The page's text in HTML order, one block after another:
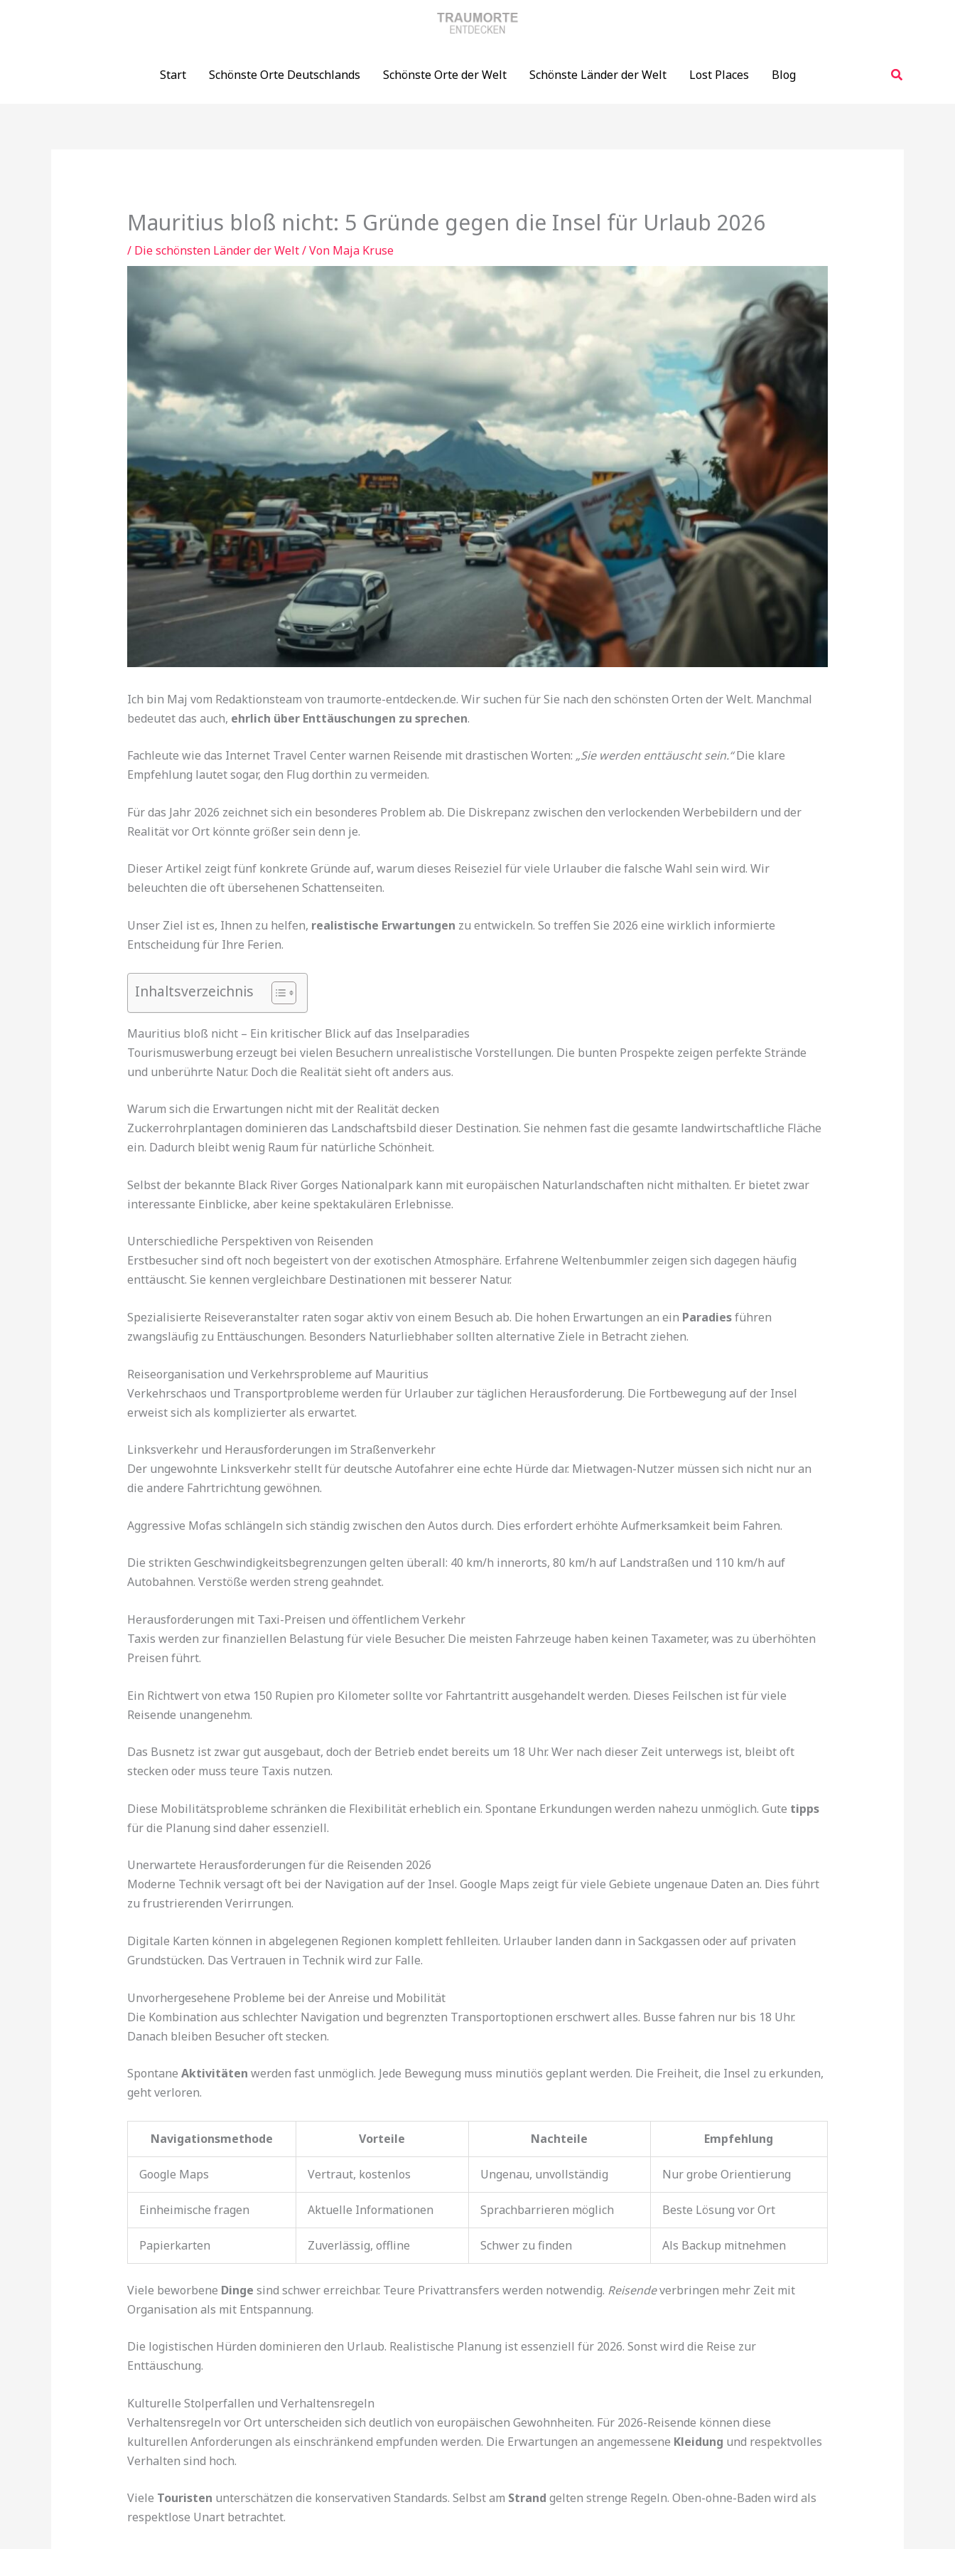
Start
Schönste Orte Deutschlands Schönste Orte der Welt Schönste Länder der Welt Lost Places Blog Suchen
Mauritius bloß nicht: 5 Gründe gegen die Insel für Urlaub 2026
/ Die schönsten Länder der Welt/ Von Maja Kruse
Ich bin Maj vom Redaktionsteam von traumorte-entdecken.de. Wir suchen für Sie nach den schönsten Orten der Welt. Manchmal
bedeutet das auch, ehrlich über Enttäuschungen zu sprechen.
Fachleute wie das Internet Travel Center warnen Reisende mit drastischen Worten: „Sie werden enttäuscht sein.“Die klare
Empfehlung lautet sogar, den Flug dorthin zu vermeiden.
Für das Jahr 2026 zeichnet sich ein besonderes Problem ab. Die Diskrepanz zwischen den verlockenden Werbebildern und der
Realität vor Ort könnte größer sein denn je.
Dieser Artikel zeigt fünf konkrete Gründe auf, warum dieses Reiseziel für viele Urlauber die falsche Wahl sein wird. Wir
beleuchten die oft übersehenen Schattenseiten.
Unser Ziel ist es, Ihnen zu helfen, realistische Erwartungen zu entwickeln. So treffen Sie 2026 eine wirklich informierte
Entscheidung für Ihre Ferien.
Inhaltsverzeichnis
Mauritius bloß nicht – Ein kritischer Blick auf das Inselparadies
Tourismuswerbung erzeugt bei vielen Besuchern unrealistische Vorstellungen. Die bunten Prospekte zeigen perfekte Strände
und unberührte Natur. Doch die Realität sieht oft anders aus.
Warum sich die Erwartungen nicht mit der Realität decken
Zuckerrohrplantagen dominieren das Landschaftsbild dieser Destination. Sie nehmen fast die gesamte landwirtschaftliche Fläche
ein. Dadurch bleibt wenig Raum für natürliche Schönheit.
Selbst der bekannte Black River Gorges Nationalpark kann mit europäischen Naturlandschaften nicht mithalten. Er bietet zwar
interessante Einblicke, aber keine spektakulären Erlebnisse.
Unterschiedliche Perspektiven von Reisenden
Erstbesucher sind oft noch begeistert von der exotischen Atmosphäre. Erfahrene Weltenbummler zeigen sich dagegen häufig
enttäuscht. Sie kennen vergleichbare Destinationen mit besserer Natur.
Spezialisierte Reiseveranstalter raten sogar aktiv von einem Besuch ab. Die hohen Erwartungen an ein Paradiesführen
zwangsläufig zu Enttäuschungen. Besonders Naturliebhaber sollten alternative Ziele in Betracht ziehen.
Reiseorganisation und Verkehrsprobleme auf Mauritius
Verkehrschaos und Transportprobleme werden für Urlauber zur täglichen Herausforderung. Die Fortbewegung auf der Insel
erweist sich als komplizierter als erwartet.
Linksverkehr und Herausforderungen im Straßenverkehr
Der ungewohnte Linksverkehr stellt für deutsche Autofahrer eine echte Hürde dar. Mietwagen-Nutzer müssen sich nicht nur an
die andere Fahrtrichtung gewöhnen.
Aggressive Mofas schlängeln sich ständig zwischen den Autos durch. Dies erfordert erhöhte Aufmerksamkeit beim Fahren.
Die strikten Geschwindigkeitsbegrenzungen gelten überall: 40 km/h innerorts, 80 km/h auf Landstraßen und 110 km/h auf
Autobahnen. Verstöße werden streng geahndet.
Herausforderungen mit Taxi-Preisen und öffentlichem Verkehr
Taxis werden zur finanziellen Belastung für viele Besucher. Die meisten Fahrzeuge haben keinen Taxameter, was zu überhöhten
Preisen führt.
Ein Richtwert von etwa 150 Rupien pro Kilometer sollte vor Fahrtantritt ausgehandelt werden. Dieses Feilschen ist für viele
Reisende unangenehm.
Das Busnetz ist zwar gut ausgebaut, doch der Betrieb endet bereits um 18 Uhr. Wer nach dieser Zeit unterwegs ist, bleibt oft
stecken oder muss teure Taxis nutzen.
Diese Mobilitätsprobleme schränken die Flexibilität erheblich ein. Spontane Erkundungen werden nahezu unmöglich. Gute tipps
für die Planung sind daher essenziell.
Unerwartete Herausforderungen für die Reisenden 2026
Moderne Technik versagt oft bei der Navigation auf der Insel. Google Maps zeigt für viele Gebiete ungenaue Daten an. Dies führt
zu frustrierenden Verirrungen.
Digitale Karten können in abgelegenen Regionen komplett fehlleiten. Urlauber landen dann in Sackgassen oder auf privaten
Grundstücken. Das Vertrauen in Technik wird zur Falle.
Unvorhergesehene Probleme bei der Anreise und Mobilität
Die Kombination aus schlechter Navigation und begrenzten Transportoptionen erschwert alles. Busse fahren nur bis 18 Uhr.
Danach bleiben Besucher oft stecken.
Spontane Aktivitäten werden fast unmöglich. Jede Bewegung muss minutiös geplant werden. Die Freiheit, die Insel zu erkunden,
geht verloren.
Navigationsmethode Vorteile Nachteile Empfehlung
Google Maps Vertraut, kostenlos Ungenau, unvollständig Nur grobe Orientierung
Einheimische fragen Aktuelle Informationen Sprachbarrieren möglich Beste Lösung vor Ort
Papierkarten Zuverlässig, offline Schwer zu finden Als Backup mitnehmen
Viele beworbene Dinge sind schwer erreichbar. Teure Privattransfers werden notwendig. Reisendeverbringen mehr Zeit mit
Organisation als mit Entspannung.
Die logistischen Hürden dominieren den Urlaub. Realistische Planung ist essenziell für 2026. Sonst wird die Reise zur
Enttäuschung.
Kulturelle Stolperfallen und Verhaltensregeln
Verhaltensregeln vor Ort unterscheiden sich deutlich von europäischen Gewohnheiten. Für 2026-Reisende können diese
kulturellen Anforderungen als einschränkend empfunden werden. Die Erwartungen an angemessene Kleidung und respektvolles
Verhalten sind hoch.
Viele Touristen unterschätzen die konservativen Standards. Selbst am Strand gelten strenge Regeln. Oben-ohne-Baden wird als
respektlose Unart betrachtet.